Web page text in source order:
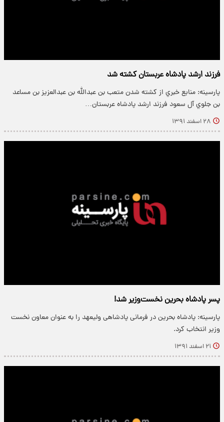
فرزند ارشد پادشاه عربستان كشته شد
پارسینه: منابع خبري از كشته شدن متعب بن عبدالله بن عبدالعزيز بن مساعد
بن جلوي آل سعود فرزند ارشد پادشاه عربستان…
۲۸ اسفند ۱۳۹۱
پسر پادشاه بحرین نخست‌وزیر شد!
پارسینه: پادشاه بحرین در فرمانی پادشاهی ولیعهد را به عنوان معاون نخست
وزیر انتخاب کرد.
۲۱ اسفند ۱۳۹۱